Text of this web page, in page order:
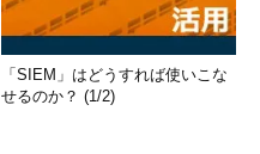
「SIEM」はどうすれば使いこな
せるのか？ (1/2)